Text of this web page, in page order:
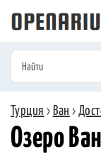
Турция › Ван ›
Озеро Ван